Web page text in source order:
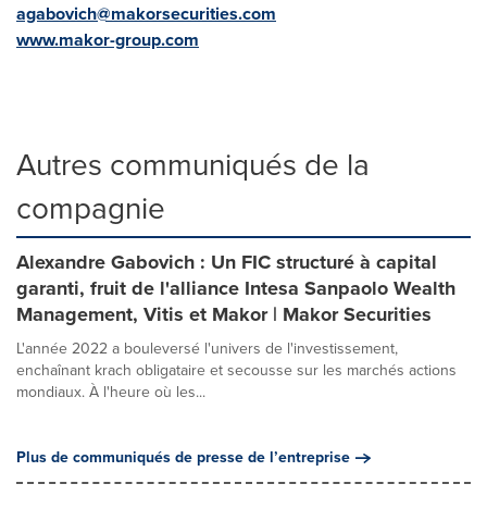
agabovich@makorsecurities.com
www.makor-group.com
Autres communiqués de la
compagnie
Alexandre Gabovich : Un FIC structuré à capital
garanti, fruit de l'alliance Intesa Sanpaolo Wealth
Management, Vitis et Makor | Makor Securities
L'année 2022 a bouleversé l'univers de l'investissement,
enchaînant krach obligataire et secousse sur les marchés actions
mondiaux. À l'heure où les...
Plus de communiqués de presse de l’entreprise